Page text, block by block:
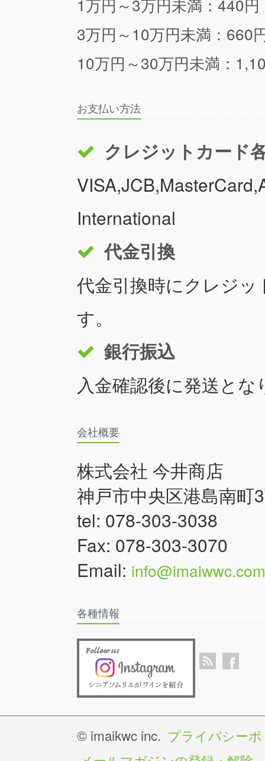
1万円～3万円未満：440円
3万円～10万円未満：660
10万円～30万円未満：
お支払い方法
クレジットカード
International
代金引換
代金引換時にクレジ
す。
銀行振込
入金確認後に発送とな
会社概要
株式会社 今井商店
神戸市中央区港島南町
tel: 078-303-3038
Fax: 078-303-3070
Email: info@imaiwwc.com
各種情報
© imaikwc inc. プライバシー